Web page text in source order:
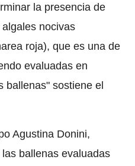
la presencia de
nocivas
roja), que es una de
evaluadas en
ballenas" sostiene el
Agustina Donini,
ballenas evaluadas